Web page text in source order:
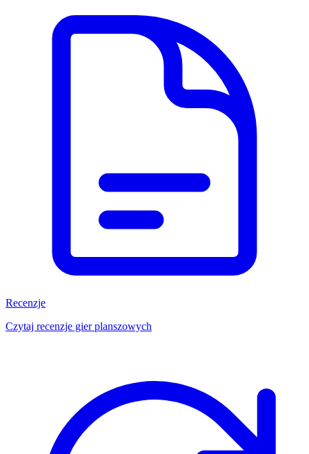
Recenzje
Czytaj recenzje gier planszowych